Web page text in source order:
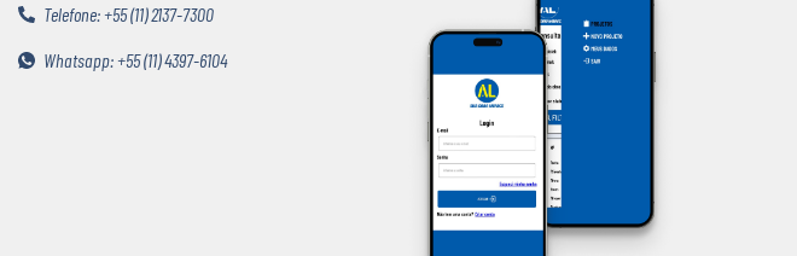
Telefone: +55 (11) 2137-7300
Whatsapp: +55 (11) 4397-6104